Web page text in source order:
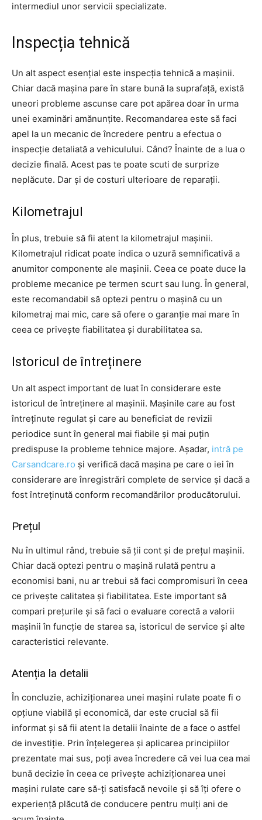
intermediul unor servicii specializate.
Inspecția tehnică
Un alt aspect esențial este inspecția tehnică a mașinii.
Chiar dacă mașina pare în stare bună la suprafață, există
uneori probleme ascunse care pot apărea doar în urma
unei examinări amănunțite. Recomandarea este să faci
apel la un mecanic de încredere pentru a efectua o
inspecție detaliată a vehiculului. Când? Înainte de a lua o
decizie finală. Acest pas te poate scuti de surprize
neplăcute. Dar și de costuri ulterioare de reparații.
Kilometrajul
În plus, trebuie să fii atent la kilometrajul mașinii.
Kilometrajul ridicat poate indica o uzură semnificativă a
anumitor componente ale mașinii. Ceea ce poate duce la
probleme mecanice pe termen scurt sau lung. În general,
este recomandabil să optezi pentru o mașină cu un
kilometraj mai mic, care să ofere o garanție mai mare în
ceea ce privește fiabilitatea și durabilitatea sa.
Istoricul de întreținere
Un alt aspect important de luat în considerare este
istoricul de întreținere al mașinii. Mașinile care au fost
întreținute regulat și care au beneficiat de revizii
periodice sunt în general mai fiabile și mai puțin
predispuse la probleme tehnice majore. Așadar, intră pe
Carsandcare.ro și verifică dacă mașina pe care o iei în
considerare are înregistrări complete de service și dacă a
fost întreținută conform recomandărilor producătorului.
Prețul
Nu în ultimul rând, trebuie să ții cont și de prețul mașinii.
Chiar dacă optezi pentru o mașină rulată pentru a
economisi bani, nu ar trebui să faci compromisuri în ceea
ce privește calitatea și fiabilitatea. Este important să
compari prețurile și să faci o evaluare corectă a valorii
mașinii în funcție de starea sa, istoricul de service și alte
caracteristici relevante.
Atenția la detalii
În concluzie, achiziționarea unei mașini rulate poate fi o
opțiune viabilă și economică, dar este crucial să fii
informat și să fii atent la detalii înainte de a face o astfel
de investiție. Prin înțelegerea și aplicarea principiilor
prezentate mai sus, poți avea încredere că vei lua cea mai
bună decizie în ceea ce privește achiziționarea unei
mașini rulate care să-ți satisfacă nevoile și să îți ofere o
experiență plăcută de conducere pentru mulți ani de